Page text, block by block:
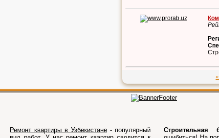
Ремонт квартиры в Узбекистане - популярный
Строительная